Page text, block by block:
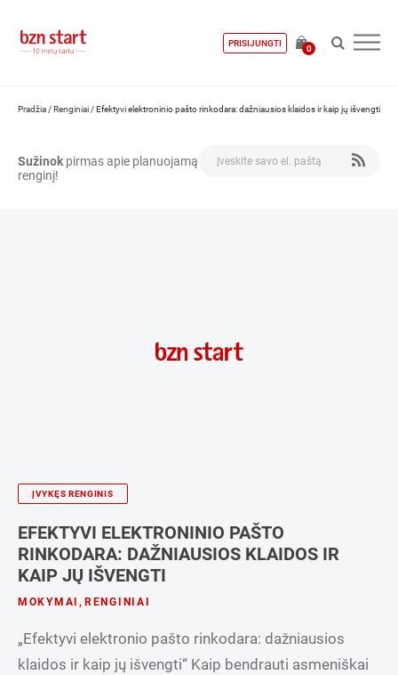
PRISIJUNGTI
0
Pradžia /Renginiai /Efektyvi elektroninio pašto rinkodara: dažniausios klaidos ir kaip jų išvengti
Sužinok pirmas apie planuojamą
renginį!
ĮVYKĘS RENGINIS
EFEKTYVI ELEKTRONINIO PAŠTO
RINKODARA: DAŽNIAUSIOS KLAIDOS IR
KAIP JŲ IŠVENGTI
MOKYMAI , RENGINIAI
„Efektyvi elektronio pašto rinkodara: dažniausios
klaidos ir kaip jų išvengti“ Kaip bendrauti asmeniškai